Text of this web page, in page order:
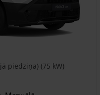
piedziņa) (75 kW)